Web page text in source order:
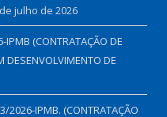
julho de 2026
IPMB (CONTRATAÇÃO DE
DESENVOLVIMENTO DE
2026-IPMB. (CONTRATAÇÃO